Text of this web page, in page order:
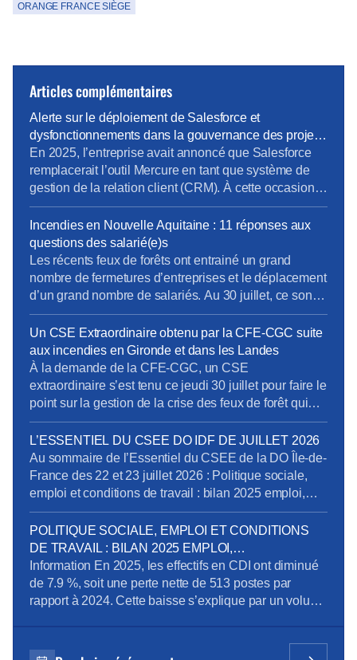
ORANGE FRANCE SIÈGE
Articles complémentaires
Alerte sur le déploiement de Salesforce et
dysfonctionnements dans la gouvernance des projets
métiers
En 2025, l’entreprise avait annoncé que Salesforce
remplacerait l’outil Mercure en tant que système de
gestion de la relation client (CRM). À cette occasion,
la Direction Pro-PME et la Direction du Système
d’Information (DSI) avaient sollicité chaque métier
pour élaborer un cahier des charges rigoureux,
destiné à prendre en compte les besoins terrain
spécifiques de […]
Incendies en Nouvelle Aquitaine : 11 réponses aux
questions des salarié(e)s
Les récents feux de forêts ont entrainé un grand
nombre de fermetures d’entreprises et le déplacement
d’un grand nombre de salariés. Au 30 juillet, ce sont
près de 19500 établissements et près de 61 500
salariés qui étaient concernés. Pour limiter les
impacts de cette crise sur l’emploi et sur les
entreprises, l’activité partielle peut-être […]
Un CSE Extraordinaire obtenu par la CFE-CGC suite
aux incendies en Gironde et dans les Landes
À la demande de la CFE-CGC, un CSE
extraordinaire s’est tenu ce jeudi 30 juillet pour faire le
point sur la gestion de la crise des feux de forêt qui
touchent la Gironde et les Landes. Plus de 1 100
salariés de la DO Grand Sud-Ouest sont concernés.
Voici ce qu’il faut retenir des échanges, […]
L’ESSENTIEL DU CSEE DO IDF DE JUILLET 2026
Au sommaire de l’Essentiel du CSEE de la DO Île-de-
France des 22 et 23 juillet 2026 : Politique sociale,
emploi et conditions de travail : bilan 2025 emploi,
perspectives et compétences Pôle Obligations
Légales de Paris : dénonciation d’usage et mise en
conformité des déclarations des heures et périodes
d’astreinte Recrutement d’un préventeur au sein […]
POLITIQUE SOCIALE, EMPLOI ET CONDITIONS
DE TRAVAIL : BILAN 2025 EMPLOI,
PERSPECTIVES ET COMPÉTENCES
Information En 2025, les effectifs en CDI ont diminué
de 7.9 %, soit une perte nette de 513 postes par
rapport à 2024. Cette baisse s’explique par un volume
On observe par ailleurs un net ralentissement […]